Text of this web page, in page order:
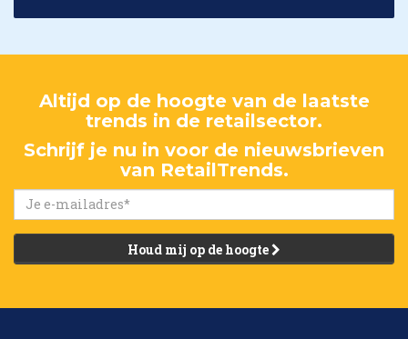
Altijd op de hoogte van de laatste
trends in de retailsector.
Schrijf je nu in voor de nieuwsbrieven
van RetailTrends.
Houd mij op de hoogte